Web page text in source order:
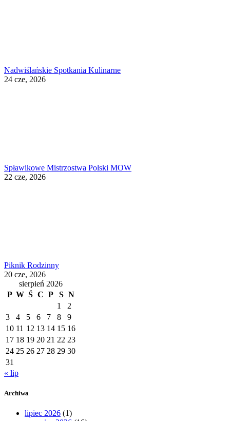
Nadwiślańskie Spotkania Kulinarne
24 cze, 2026
Spławikowe Mistrzostwa Polski MOW
22 cze, 2026
Piknik Rodzinny
20 cze, 2026
sierpień 2026
P W Ś C P S N
1
2
3
4 5 6 7 8
9
10 11 12 13 14 15 16
17 18 19 20 21 22 23
24 25 26 27 28 29 30
31
« lip
Archiwa
lipiec 2026 (1)